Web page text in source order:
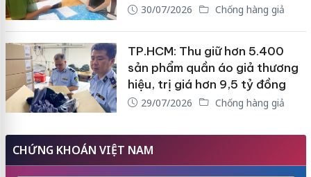
30/07/2026 Chống hàng giả
TP.HCM: Thu giữ hơn 5.400
sản phẩm quần áo giả thương
hiệu, trị giá hơn 9,5 tỷ đồng
29/07/2026 Chống hàng giả
CHỨNG KHOÁN VIỆT NAM